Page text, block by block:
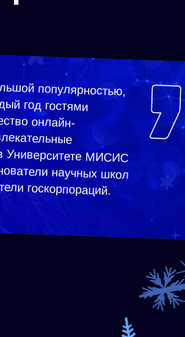
популярностью,
год гостями
онлайн-
Увлекательные
МИСИС
научных школ
госкорпораций.